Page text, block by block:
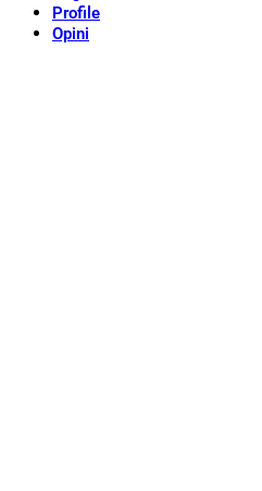
Profile
Opini